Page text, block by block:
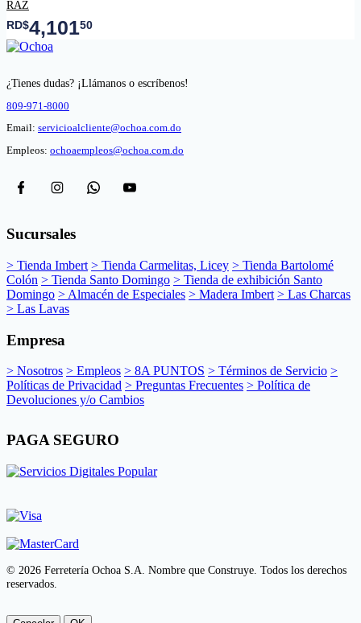
RAZ
RD$4,10150
¿Tienes dudas? ¡Llámanos o escríbenos!
809-971-8000
Email: servicioalcliente@ochoa.com.do
Empleos: ochoaempleos@ochoa.com.do
Sucursales
> Tienda Imbert > Tienda Carmelitas, Licey > Tienda Bartolomé
Colón > Tienda Santo Domingo > Tienda de exhibición Santo
Domingo > Almacén de Especiales > Madera Imbert > Las Charcas
> Las Lavas
Empresa
> Nosotros > Empleos > 8A PUNTOS > Términos de Servicio >
Políticas de Privacidad > Preguntas Frecuentes > Política de
Devoluciones y/o Cambios
PAGA SEGURO
© 2026 Ferretería Ochoa S.A. Nombre que Construye. Todos los derechos
reservados.